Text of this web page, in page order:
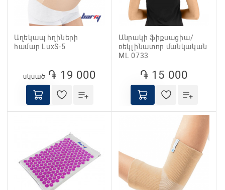
Աղեկապ հղիների
համար LuxS-5
սկսած ֏ 19 000
Անրակի ֆիքսացիա/
ռեկլինատոր մանկական
ML 0733
֏ 15 000